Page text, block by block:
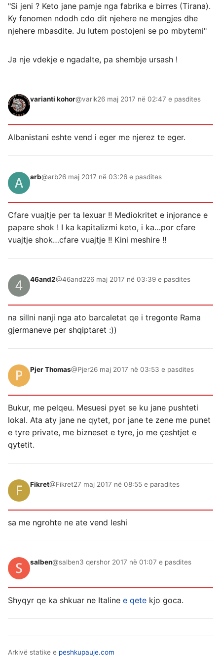
"Si jeni ? Keto jane pamje nga fabrika e birres (Tirana).
Ky fenomen ndodh cdo dit njehere ne mengjes dhe
njehere mbasdite. Ju lutem postojeni se po mbytemi"
Ja nje vdekje e ngadalte, pa shembje ursash !
varianti kohor@varik26 maj 2017 në 02:47 e pasdites
Albanistani eshte vend i eger me njerez te eger.
arb@arb26 maj 2017 në 03:26 e pasdites
Cfare vuajtje per ta lexuar !! Mediokritet e injorance e
papare shok ! I ka kapitalizmi keto, i ka…por cfare
vuajtje shok…cfare vuajtje !! Kini meshire !!
46and2@46and226 maj 2017 në 03:39 e pasdites
na sillni nanji nga ato barcaletat qe i tregonte Rama
gjermaneve per shqiptaret :))
Pjer Thomas@Pjer26 maj 2017 në 03:53 e pasdites
Bukur, me pelqeu. Mesuesi pyet se ku jane pushteti
lokal. Ata aty jane ne qytet, por jane te zene me punet
e tyre private, me bizneset e tyre, jo me çeshtjet e
qytetit.
Fikret@Fikret27 maj 2017 në 08:55 e paradites
sa me ngrohte ne ate vend leshi
salben@salben3 qershor 2017 në 01:07 e pasdites
Shyqyr qe ka shkuar ne Italine e qete kjo goca.
Arkivë statike e peshkupauje.com